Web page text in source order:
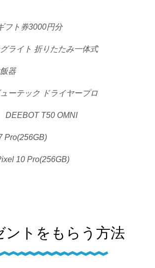
フト券3000円分
ライト 折りたたみ一体式
器
ーテック ドライヤープロ
T50 OMNI
Pro(256GB)
10 Pro(256GB)
ントをもらう方法